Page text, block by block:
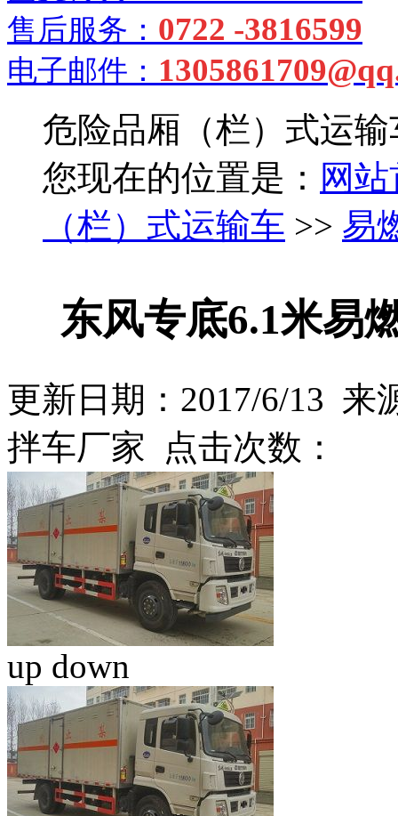
售后服务： 0722 -3816599
电子邮件：
危险品厢（栏）式运输
您现在的位置是： 网
（栏）式运输车 >> 易
东风专底6.1米易
更新日期：2017/6/13 来
拌车厂家 点击次数：
up down